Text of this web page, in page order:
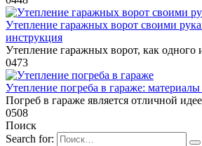
Утепление гаражных ворот своими
инструкция
Утепление гаражных ворот, как одного
0473
Утепление погреба в гараже:
Погреб в гараже является отличной
0508
Поиск
Search for: